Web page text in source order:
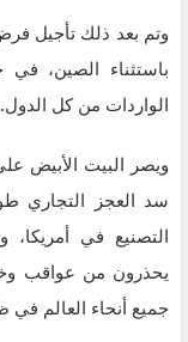
وتم بعد ذلك تأجيل
الواردات من كل الدول.
ويصر البيت الأبيض
التصنيع في أمريكا،
يحذرون من عواقب
جميع أنحاء العالم